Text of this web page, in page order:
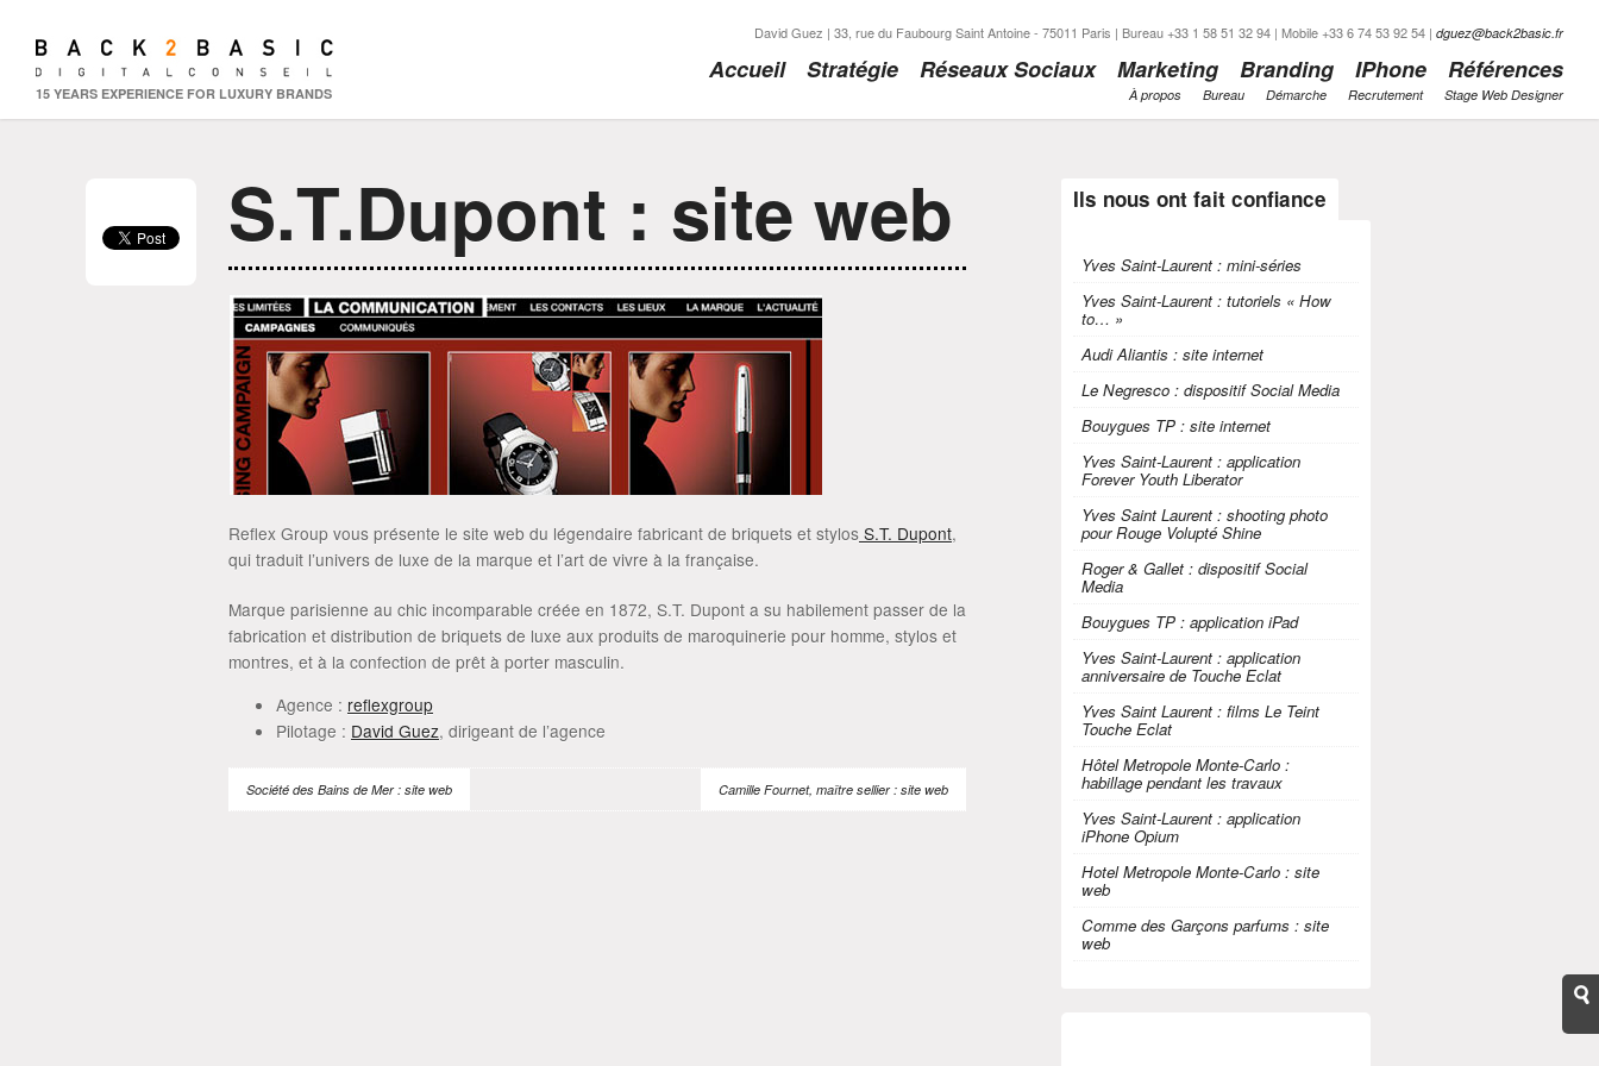
15 YEARS EXPERIENCE FOR LUXURY BRANDS
David Guez | 33, rue du Faubourg Saint Antoine - 75011 Paris | Bureau +33 1 58 51 32 94 | Mobile +33 6 74 53 92 54 | dguez@back2basic.fr
Accueil Stratégie Réseaux Sociaux Marketing Branding IPhone Références
À propos Bureau Démarche Recrutement Stage Web Designer
S.T.Dupont : site web
Reflex Group vous présente le site web du légendaire fabricant de briquets et stylos S.T. Dupont,
qui traduit l’univers de luxe de la marque et l’art de vivre à la française.
Marque parisienne au chic incomparable créée en 1872, S.T. Dupont a su habilement passer de la
fabrication et distribution de briquets de luxe aux produits de maroquinerie pour homme, stylos et
montres, et à la confection de prêt à porter masculin.
Agence : reflexgroup
Pilotage : David Guez, dirigeant de l’agence
Société des Bains de Mer : site web Camille Fournet, maître sellier : site web
Ils nous ont fait confiance
Yves Saint-Laurent : mini-séries
Yves Saint-Laurent : tutoriels « How
to… »
Audi Aliantis : site internet
Le Negresco : dispositif Social Media
Bouygues TP : site internet
Yves Saint-Laurent : application
Forever Youth Liberator
Yves Saint Laurent : shooting photo
pour Rouge Volupté Shine
Roger & Gallet : dispositif Social
Media
Bouygues TP : application iPad
Yves Saint-Laurent : application
anniversaire de Touche Eclat
Yves Saint Laurent : films Le Teint
Touche Eclat
Hôtel Metropole Monte-Carlo :
habillage pendant les travaux
Yves Saint-Laurent : application
iPhone Opium
Hotel Metropole Monte-Carlo : site
web
Comme des Garçons parfums : site
web